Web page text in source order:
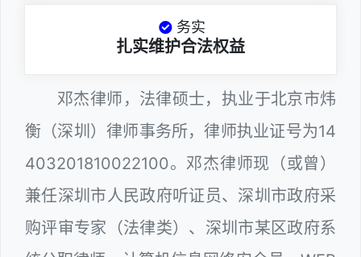
务实
扎实维护合法权益
邓杰律师，法律硕士，执业于北京市炜
衡（深圳）律师事务所，律师执业证号为14
403201810022100。邓杰律师现（或曾）
兼任深圳市人民政府听证员、深圳市政府采
购评审专家（法律类）、深圳市某区政府系